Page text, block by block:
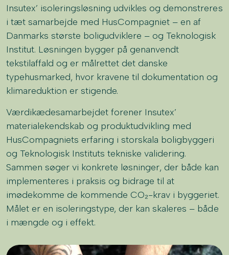
Insutex’ isoleringsløsning udvikles og demonstreres
i tæt samarbejde med HusCompagniet – en af
Danmarks største boligudviklere – og Teknologisk
Institut. Løsningen bygger på genanvendt
tekstilaffald og er målrettet det danske
typehusmarked, hvor kravene til dokumentation og
klimareduktion er stigende.
Værdikædesamarbejdet forener Insutex’
materialekendskab og produktudvikling med
HusCompagniets erfaring i storskala boligbyggeri
og Teknologisk Instituts tekniske validering.
Sammen søger vi konkrete løsninger, der både kan
implementeres i praksis og bidrage til at
imødekomme de kommende CO₂-krav i byggeriet.
Målet er en isoleringstype, der kan skaleres – både
i mængde og i effekt.